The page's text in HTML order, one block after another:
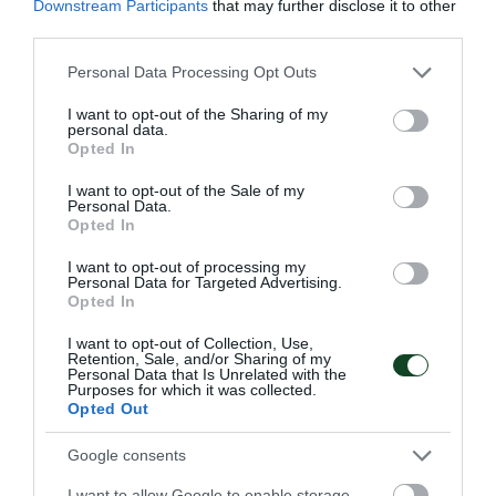
Downstream Participants that may further disclose it to other
Please note that this website/app uses one or more Google
not limited to your visit or usage behaviour. You may click to
grant or deny consent to Google and its third-party tags to
use your data for below specified purposes in below Google
consent section.
Personal Data Processing Opt Outs
I want to opt-out of the Sharing of my
personal data.
Opted In
I want to opt-out of the Sale of my
Personal Data.
Opted In
I want to opt-out of processing my
Personal Data for Targeted Advertising.
Opted In
I want to opt-out of Collection, Use,
Retention, Sale, and/or Sharing of my
Personal Data that Is Unrelated with the
Purposes for which it was collected.
Opted Out
Google consents
στην Ευρώπη η Σαλπιγγίδου
Η αρσιβαρίστρια του Παναθηναϊκού, Άννα Σαλπιγγίδου,
συμμετείχε με τα “γαλανόλευκα” στο Ευρωπαϊκό
Πρωτάθλημα Κ15-Κ17, που διεξήχθη στη Πρίστινα και
που αγωνίστηκε.
29.09.2025 ΑΚΑΔΗΜΙΑ ΑΡΣΗ ΒΑΡΩΝ
ΤΕΛΕΥΤΑΙΑ ΝΕΑ